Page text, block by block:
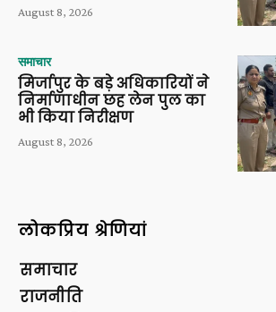
August 8, 2026
समाचार
मिर्जापुर के बड़े अधिकारियों ने
निर्माणाधीन छह लेन पुल का
भी किया निरीक्षण
August 8, 2026
लोकप्रिय श्रेणियां
समाचार
राजनीति